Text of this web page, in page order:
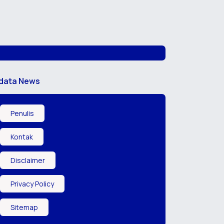
News
Penulis
Kontak
Disclaimer
Privacy Policy
Sitemap